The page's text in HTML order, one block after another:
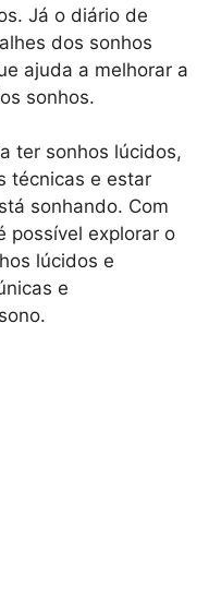
Já o diário de
dos sonhos
ajuda a melhorar a
sonhos.
ter sonhos lúcidos,
técnicas e estar
sonhando. Com
possível explorar o
lúcidos e
e